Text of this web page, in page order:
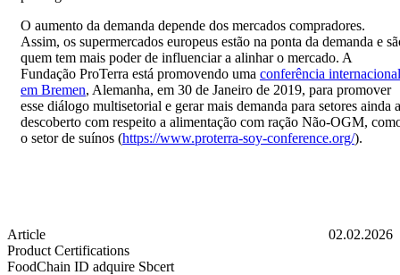
O aumento da demanda depende dos mercados compradores.
Assim, os supermercados europeus estão na ponta da demanda e
quem tem mais poder de influenciar a alinhar o mercado. A
Fundação ProTerra está promovendo uma conferência internacional
em Bremen, Alemanha, em 30 de Janeiro de 2019, para promover
esse diálogo multisetorial e gerar mais demanda para setores ainda a
descoberto com respeito a alimentação com ração Não-OGM,
o setor de suínos (https://www.proterra-soy-conference.org/).
Article
02.02.2026
Product Certifications
FoodChain ID adquire Sbcert